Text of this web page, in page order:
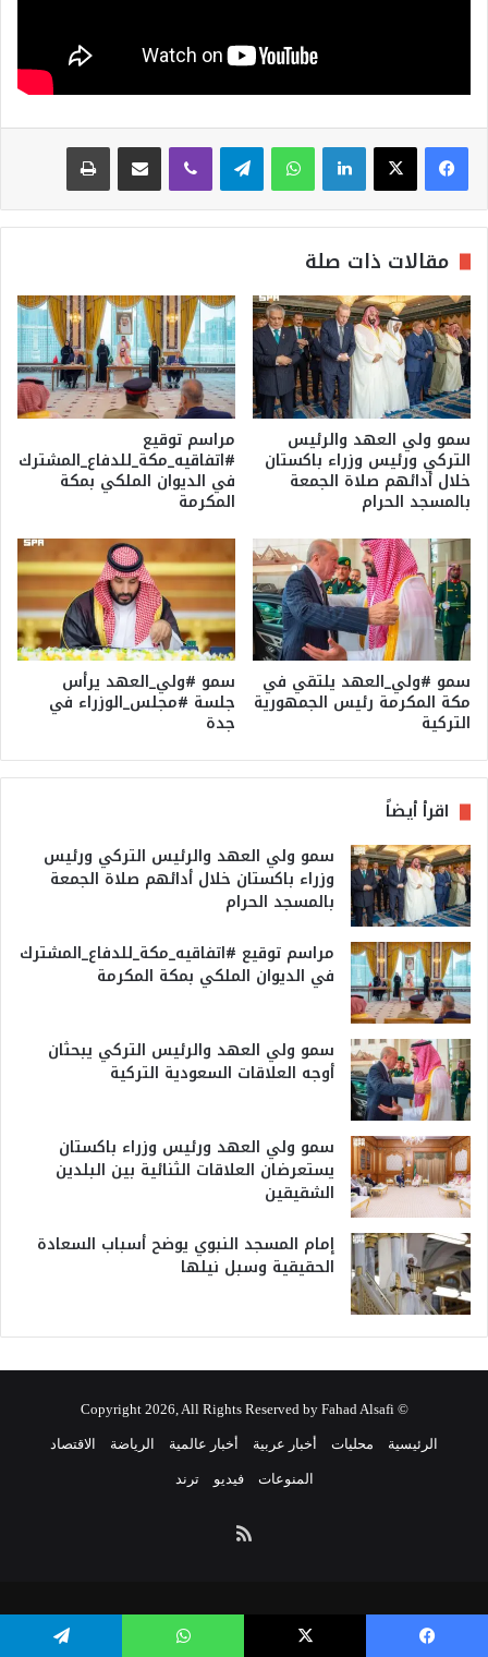
لينكدإن واتساب تيلقرام
مقالات ذات صلة
سمو ولي العهد والرئيس
التركي ورئيس وزراء باكستان
خلال أدائهم صلاة الجمعة
بالمسجد الحرام
مراسم توقيع
#اتفاقيه_مكة_للدفاع_المشترك
في الديوان الملكي بمكة
المكرمة
سمو #ولي_العهد يلتقي في
مكة المكرمة رئيس الجمهورية
التركية
سمو #ولي_العهد يرأس
جلسة #مجلس_الوزراء في
جدة
اقرأ أيضاً
سمو ولي العهد والرئيس التركي ورئيس
وزراء باكستان خلال أدائهم صلاة الجمعة
بالمسجد الحرام
مراسم توقيع #اتفاقيه_مكة_للدفاع_المشترك
في الديوان الملكي بمكة المكرمة
سمو ولي العهد والرئيس التركي يبحثان
أوجه العلاقات السعودية التركية
سمو ولي العهد ورئيس وزراء باكستان
يستعرضان العلاقات الثنائية بين البلدين
الشقيقين
إمام المسجد النبوي يوضح أسباب السعادة
الحقيقية وسبل نيلها
© Copyright 2026, All Rights Reserved by Fahad Alsafi
الرئيسية محليات أخبار عربية أخبار عالمية الرياضة الاقتصاد
المنوعات فيديو ترند